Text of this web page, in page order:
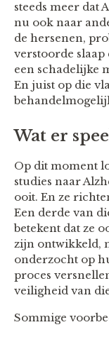
steeds meer dat
nu ook naar
de hersenen,
verstoorde slaap
een schadelijke
En juist op die
Wat er
Op dit moment
studies naar
ooit. En ze
Een derde van
betekent dat ze
zijn ontwikkeld,
onderzocht op
proces
veiligheid van
Sommige